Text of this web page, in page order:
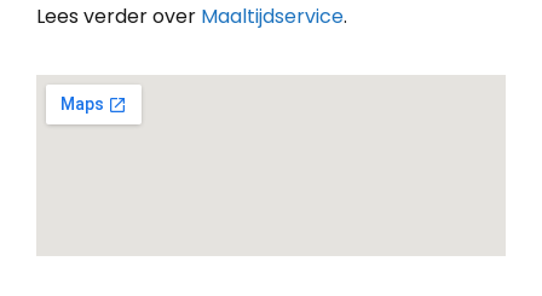
Lees verder over Maaltijdservice.